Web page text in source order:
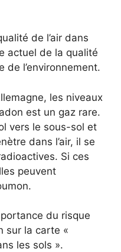
de l’air dans
actuel de la qualité
de l’environnement.
les niveaux
est un gaz rare.
vers le sous-sol et
dans l’air, il se
Si ces
peuvent
du risque
sur la carte «
les sols ».